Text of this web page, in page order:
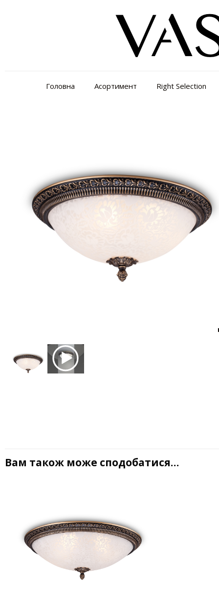
Головна Асортимент Right Selection
Вам також може сподобатися…